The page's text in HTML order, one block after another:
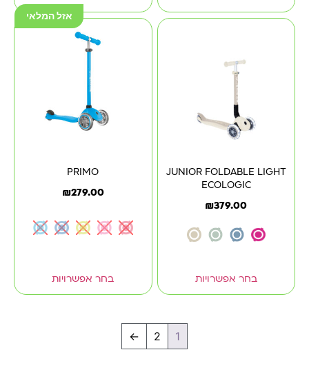
JUNIOR FOLDABLE LIGHT
ECOLOGIC
₪379.00
בחר אפשרויות
אזל המלאי
PRIMO
₪279.00
בחר אפשרויות
1
2
←